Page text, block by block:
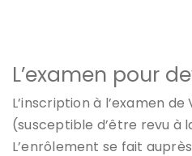
L’examen pour
L’inscription à l’examen de
(susceptible d’être revu à
L’enrôlement se fait